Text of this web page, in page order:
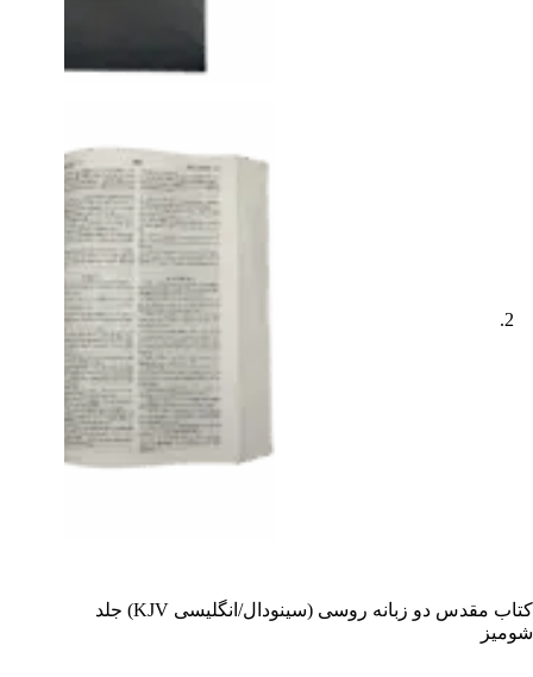
کتاب مقدس دو زبانه روسی (سینودال/انگلیسی KJV) جلد
شومیز